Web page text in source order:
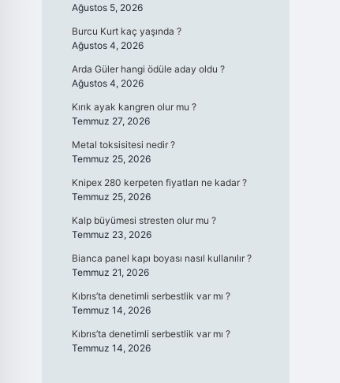
Ağustos 5, 2026
Burcu Kurt kaç yaşında ?
Ağustos 4, 2026
Arda Güler hangi ödüle aday oldu ?
Ağustos 4, 2026
Kırık ayak kangren olur mu ?
Temmuz 27, 2026
Metal toksisitesi nedir ?
Temmuz 25, 2026
Knipex 280 kerpeten fiyatları ne kadar ?
Temmuz 25, 2026
Kalp büyümesi stresten olur mu ?
Temmuz 23, 2026
Bianca panel kapı boyası nasıl kullanılır ?
Temmuz 21, 2026
Kıbrıs’ta denetimli serbestlik var mı ?
Temmuz 14, 2026
Kıbrıs’ta denetimli serbestlik var mı ?
Temmuz 14, 2026